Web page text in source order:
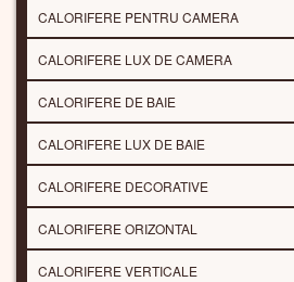
CALORIFERE PENTRU CAMERA
CALORIFERE LUX DE CAMERA
CALORIFERE DE BAIE
CALORIFERE LUX DE BAIE
CALORIFERE DECORATIVE
CALORIFERE ORIZONTAL
CALORIFERE VERTICALE